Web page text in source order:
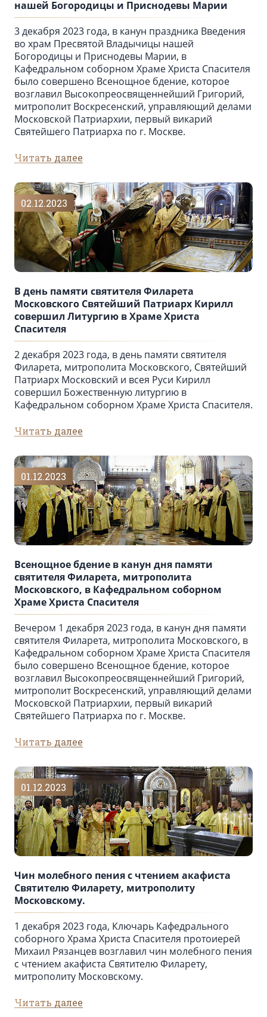
нашей Богородицы и Приснодевы Марии
3 декабря 2023 года, в канун праздника Введения
во храм Пресвятой Владычицы нашей
Богородицы и Приснодевы Марии, в
Кафедральном соборном Храме Христа Спасителя
было совершено Всенощное бдение, которое
возглавил Высокопреосвященнейший Григорий,
митрополит Воскресенский, управляющий делами
Московской Патриархии, первый викарий
Святейшего Патриарха по г. Москве.
Читать далее
02.12.2023
В день памяти святителя Филарета
Московского Святейший Патриарх Кирилл
совершил Литургию в Храме Христа
Спасителя
2 декабря 2023 года, в день памяти святителя
Филарета, митрополита Московского, Святейший
Патриарх Московский и всея Руси Кирилл
совершил Божественную литургию в
Кафедральном соборном Храме Христа Спасителя.
Читать далее
01.12.2023
Всенощное бдение в канун дня памяти
святителя Филарета, митрополита
Московского, в Кафедральном соборном
Храме Христа Спасителя
Вечером 1 декабря 2023 года, в канун дня памяти
святителя Филарета, митрополита Московского, в
Кафедральном соборном Храме Христа Спасителя
было совершено Всенощное бдение, которое
возглавил Высокопреосвященнейший Григорий,
митрополит Воскресенский, управляющий делами
Московской Патриархии, первый викарий
Святейшего Патриарха по г. Москве.
Читать далее
01.12.2023
Чин молебного пения с чтением акафиста
Святителю Филарету, митрополиту
Московскому.
1 декабря 2023 года, Ключарь Кафедрального
соборного Храма Христа Спасителя протоиерей
Михаил Рязанцев возглавил чин молебного пения
с чтением акафиста Святителю Филарету,
митрополиту Московскому.
Читать далее